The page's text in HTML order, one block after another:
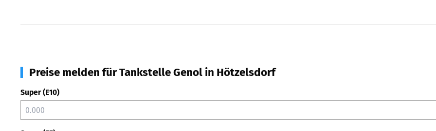
Preise melden für Tankstelle Genol in Hötzelsdorf
Super (E10)